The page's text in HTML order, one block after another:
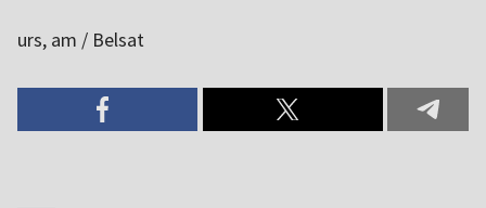
urs, am / Belsat